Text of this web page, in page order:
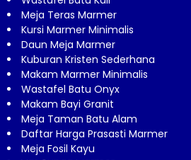
Meja Teras Marmer
Kursi Marmer Minimalis
Daun Meja Marmer
Kuburan Kristen Sederhana
Makam Marmer Minimalis
Wastafel Batu Onyx
Makam Bayi Granit
Meja Taman Batu Alam
Daftar Harga Prasasti Marmer
Meja Fosil Kayu